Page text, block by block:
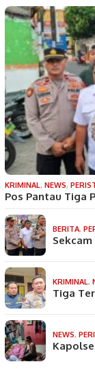
KRIMINAL, NEWS,
Pos Pantau Tiga
BERITA,
KRIMINAL,
Tiga
NEWS,